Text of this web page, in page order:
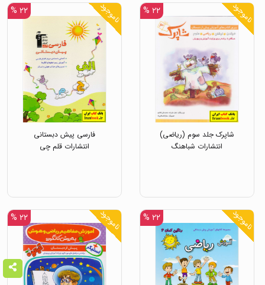
ناموجود ۲۲ %
شاپرک جلد سوم (ریاضی)
انتشارات شباهنگ
ناموجود ۲۲ %
فارسی پیش دبستانی
انتشارات قلم چی
ناموجود ۲۲ % ناموجود ۲۲ %